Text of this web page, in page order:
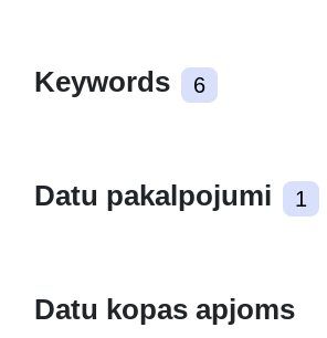
Keywords 6
Datu pakalpojumi 1
Datu kopas apjoms